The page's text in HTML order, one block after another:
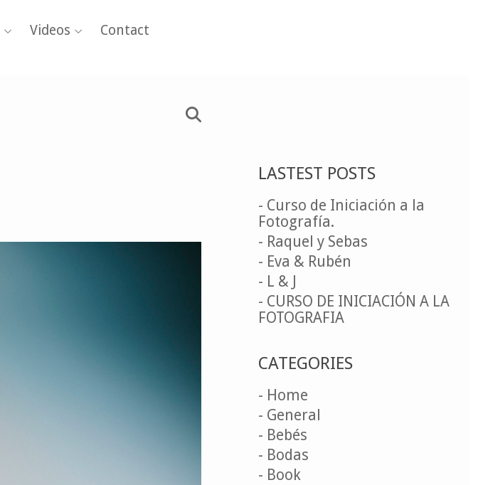
Videos Contact
LASTEST POSTS
- Curso de Iniciación a la
Fotografía.
- Raquel y Sebas
- Eva & Rubén
- L & J
- CURSO DE INICIACIÓN A LA
FOTOGRAFIA
CATEGORIES
- Home
- General
- Bebés
- Bodas
- Book